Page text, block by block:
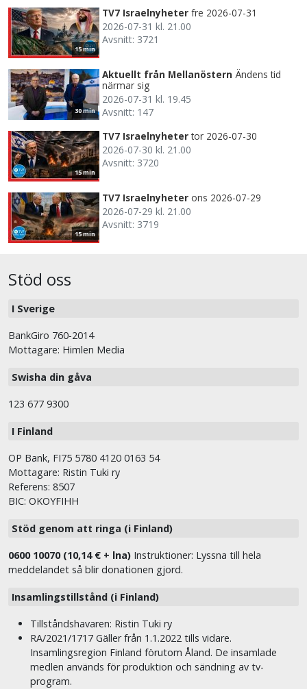
15 min
TV7 Israelnyheter fre 2026-07-31
2026-07-31 kl. 21.00
Avsnitt: 3721
30 min
Aktuellt från Mellanöstern Ändens tid
närmar sig
2026-07-31 kl. 19.45
Avsnitt: 147
15 min
TV7 Israelnyheter tor 2026-07-30
2026-07-30 kl. 21.00
Avsnitt: 3720
15 min
TV7 Israelnyheter ons 2026-07-29
2026-07-29 kl. 21.00
Avsnitt: 3719
Stöd oss
I Sverige
BankGiro 760-2014
Mottagare: Himlen Media
Swisha din gåva
123 677 9300
I Finland
OP Bank, FI75 5780 4120 0163 54
Mottagare: Ristin Tuki ry
Referens: 8507
BIC: OKOYFIHH
Stöd genom att ringa (i Finland)
0600 10070 (10,14 € + lna) Instruktioner: Lyssna till hela
meddelandet så blir donationen gjord.
Insamlingstillstånd (i Finland)
Tillståndshavaren: Ristin Tuki ry
RA/2021/1717 Gäller från 1.1.2022 tills vidare.
Insamlingsregion Finland förutom Åland. De insamlade
medlen används för produktion och sändning av tv-
program.